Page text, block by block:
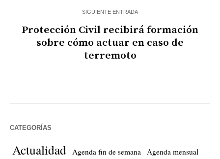
SIGUIENTE ENTRADA
Protección Civil recibirá formación
sobre cómo actuar en caso de
terremoto
CATEGORÍAS
Actualidad Agenda fin de semana Agenda mensual